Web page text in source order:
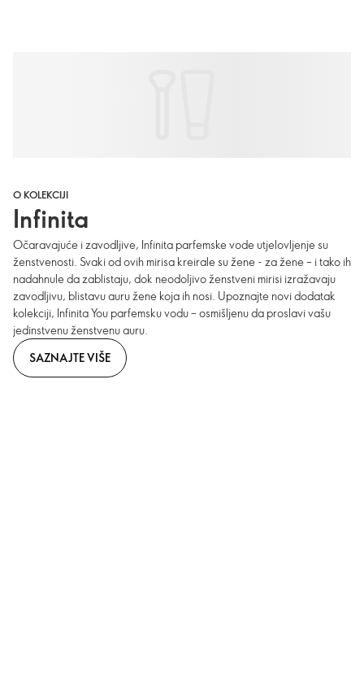
O KOLEKCIJI
Infinita
Očaravajuće i zavodljive, Infinita parfemske vode utjelovljenje su
ženstvenosti. Svaki od ovih mirisa kreirale su žene - za žene – i tako ih
nadahnule da zablistaju, dok neodoljivo ženstveni mirisi izražavaju
zavodljivu, blistavu auru žene koja ih nosi. Upoznajte novi dodatak
kolekciji, Infinita You parfemsku vodu – osmišljenu da proslavi vašu
jedinstvenu ženstvenu auru.
SAZNAJTE VIŠE